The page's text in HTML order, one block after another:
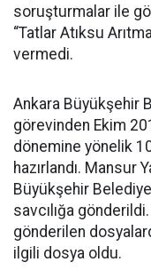
soruşturmalar ile
“Tatlar Atıksu
vermedi.
Ankara Büyükşehir
görevinden Ekim
dönemine yönelik
hazırlandı. Mansur
Büyükşehir
savcılığa
gönderilen
ilgili dosya oldu.